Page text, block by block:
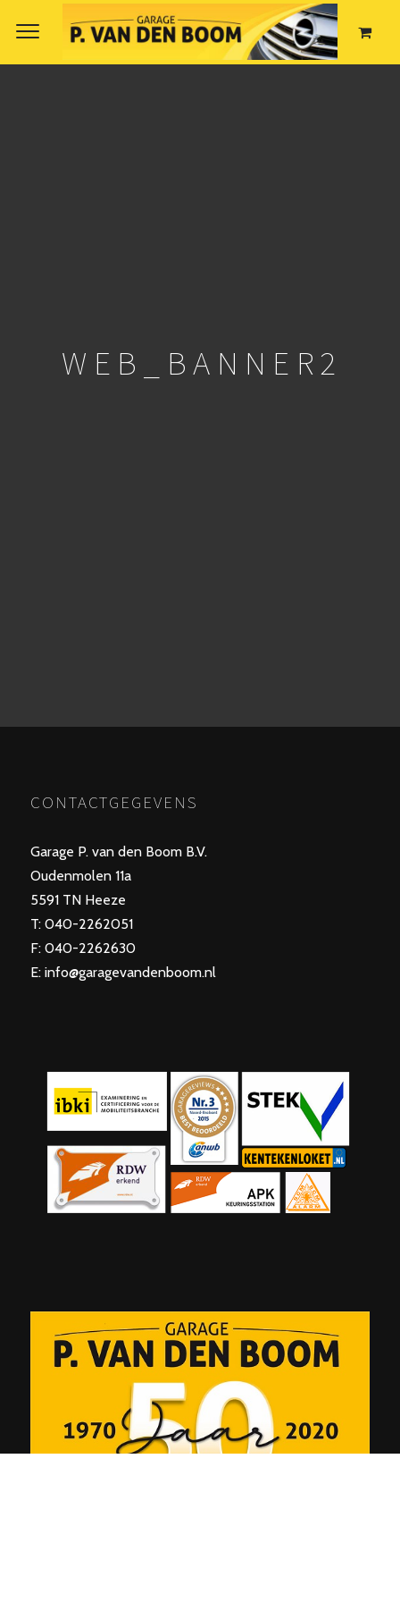
WEB_BANNER2
CONTACTGEGEVENS
Garage P. van den Boom B.V.
Oudenmolen 11a
5591 TN Heeze
T: 040-2262051
F: 040-2262630
E: info@garagevandenboom.nl